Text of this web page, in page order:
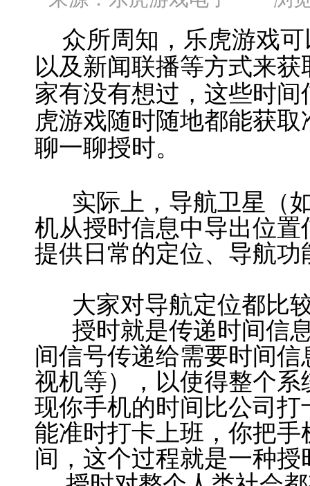
众所周知，乐虎游戏
以及新闻联播等方式来
家有没有想过，这些时
虎游戏随时随地都能获
聊一聊授时。
实际上，导航卫星（
机从授时信息中导出位
提供日常的定位、导航功
大家对导航定位都比
授时就是传递时间信
间信号传递给需要时间
视机等），以使得整个
现你手机的时间比公司
能准时打卡上班，你把
间，这个过程就是一种授